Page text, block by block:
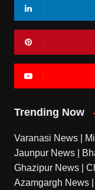
Trending Now
Varanasi News
Jaunpur News
Ghazipur News
Azamgargh News